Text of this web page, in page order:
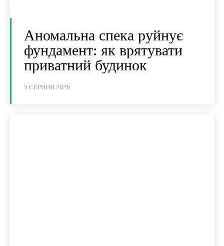
Аномальна спека руйнує
фундамент: як врятувати
приватний будинок
5 СЕРПНЯ 2026